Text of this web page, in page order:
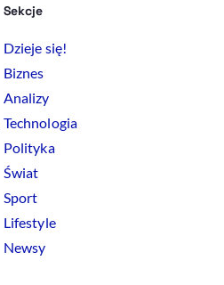
Sekcje
Dzieje się!
Biznes
Analizy
Technologia
Polityka
Świat
Sport
Lifestyle
Newsy